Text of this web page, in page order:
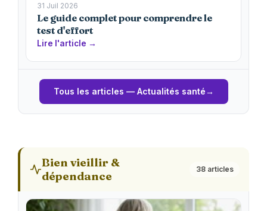
31 Juil 2026
Le guide complet pour comprendre le
test d'effort
Lire l'article →
Tous les articles — Actualités santé
Bien vieillir &
dépendance
38 articles